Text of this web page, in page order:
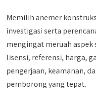
Memilih anemer
investigasi serta
mengingat meruah
lisensi, referensi, harga,
pengerjaan, keamanan,
pemborong yang tepat.